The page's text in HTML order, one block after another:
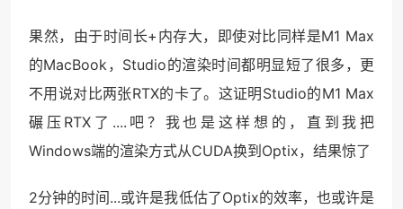
果然，由于时间长+内存大，即使对比同样是M1 Max
的MacBook，Studio的渲染时间都明显短了很多，更
不用说对比两张RTX的卡了。这证明Studio的M1 Max
碾压RTX了....吧？我也是这样想的，直到我把
Windows端的渲染方式从CUDA换到Optix，结果惊了
2分钟的时间...或许是我低估了Optix的效率，也或许是